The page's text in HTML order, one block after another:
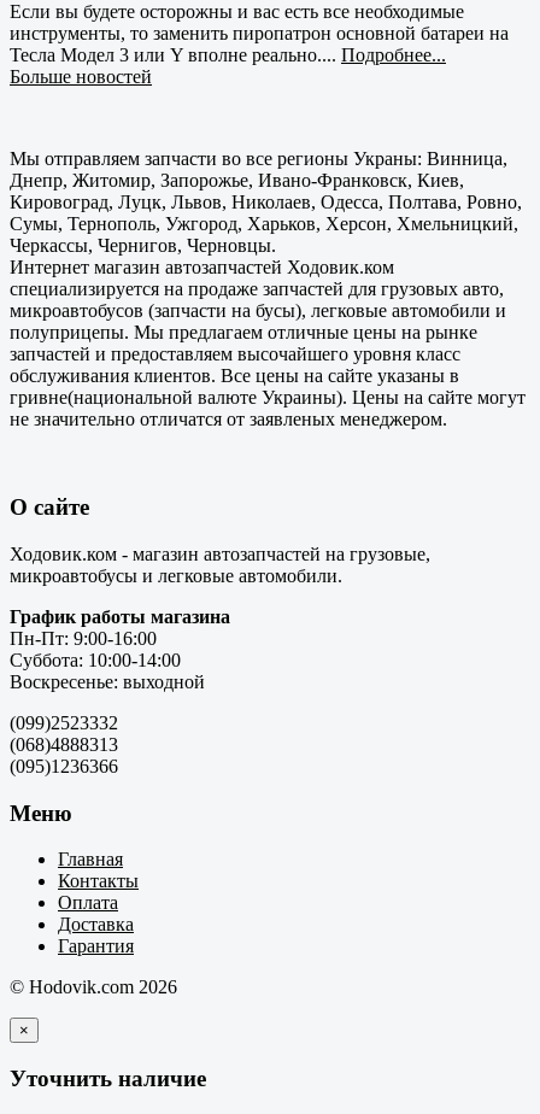
Если вы будете осторожны и вас есть все необходимые
инструменты, то заменить пиропатрон основной батареи на
Тесла Модел 3 или Y вполне реально.... Подробнее...
Больше новостей
Мы отправляем запчасти во все регионы Украны: Винница,
Днепр, Житомир, Запорожье, Ивано-Франковск, Киев,
Кировоград, Луцк, Львов, Николаев, Одесса, Полтава, Ровно,
Сумы, Тернополь, Ужгород, Харьков, Херсон, Хмельницкий,
Черкассы, Чернигов, Черновцы.
Интернет магазин автозапчастей Ходовик.ком
специализируется на продаже запчастей для грузовых авто,
микроавтобусов (запчасти на бусы), легковые автомобили и
полуприцепы. Мы предлагаем отличные цены на рынке
запчастей и предоставляем высочайшего уровня класс
обслуживания клиентов. Все цены на сайте указаны в
гривне(национальной валюте Украины). Цены на сайте могут
не значительно отличатся от заявленых менеджером.
О сайте
Ходовик.ком - магазин автозапчастей на грузовые,
микроавтобусы и легковые автомобили.
График работы магазина
Пн-Пт: 9:00-16:00
Суббота: 10:00-14:00
Воскресенье: выходной
(099)2523332
(068)4888313
(095)1236366
Меню
Главная
Контакты
Оплата
Доставка
Гарантия
© Hodovik.com 2026
×
Уточнить наличие